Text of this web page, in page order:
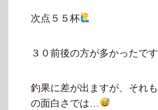
次点５５杯
３０前後の方が多かったです
釣果に差が出ますが、それ
の面白さでは…